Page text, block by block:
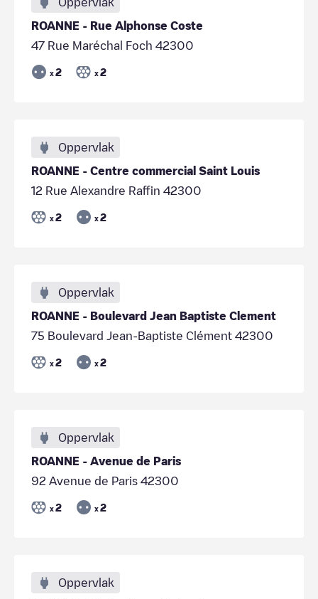
ROANNE - Rue Alphonse Coste
47 Rue Maréchal Foch 42300
x 2 x 2
Oppervlak
ROANNE - Centre commercial Saint Louis
12 Rue Alexandre Raffin 42300
x 2 x 2
Oppervlak
ROANNE - Boulevard Jean Baptiste Clement
75 Boulevard Jean-Baptiste Clément 42300
x 2 x 2
Oppervlak
ROANNE - Avenue de Paris
92 Avenue de Paris 42300
x 2 x 2
Oppervlak